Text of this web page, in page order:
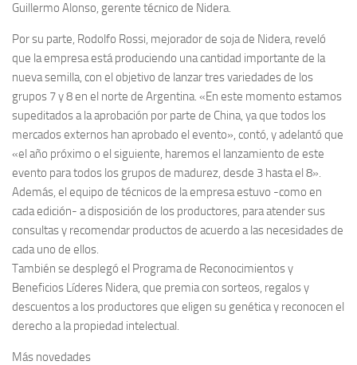
Guillermo Alonso, gerente técnico de Nidera.
Por su parte, Rodolfo Rossi, mejorador de soja de Nidera, reveló
que la empresa está produciendo una cantidad importante de la
nueva semilla, con el objetivo de lanzar tres variedades de los
grupos 7 y 8 en el norte de Argentina. «En este momento estamos
supeditados a la aprobación por parte de China, ya que todos los
mercados externos han aprobado el evento», contó, y adelantó que
«el año próximo o el siguiente, haremos el lanzamiento de este
evento para todos los grupos de madurez, desde 3 hasta el 8».
Además, el equipo de técnicos de la empresa estuvo -como en
cada edición- a disposición de los productores, para atender sus
consultas y recomendar productos de acuerdo a las necesidades de
cada uno de ellos.
También se desplegó el Programa de Reconocimientos y
Beneficios Líderes Nidera, que premia con sorteos, regalos y
descuentos a los productores que eligen su genética y reconocen el
derecho a la propiedad intelectual.
Más novedades